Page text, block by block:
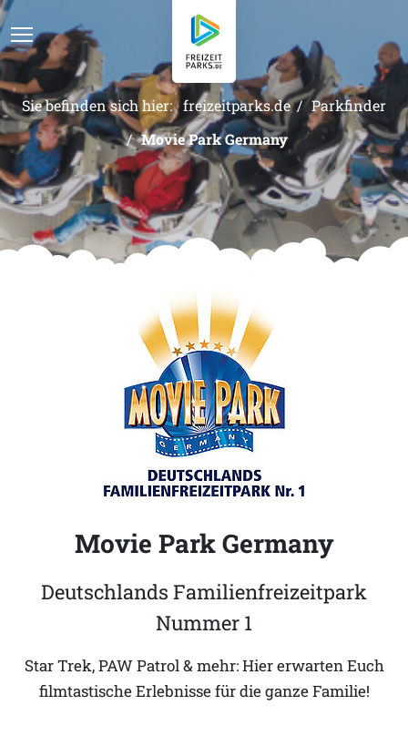
Parkfinder
Kategorien
Der Park Cast
Kontakt
Sie befinden sich hier:freizeitparks.de
Parkfinder
Movie Park Germany
Movie Park Germany
Deutschlands Familienfreizeitpark
Nummer 1
Star Trek, PAW Patrol & mehr: Hier erwarten Euch
filmtastische Erlebnisse für die ganze Familie!